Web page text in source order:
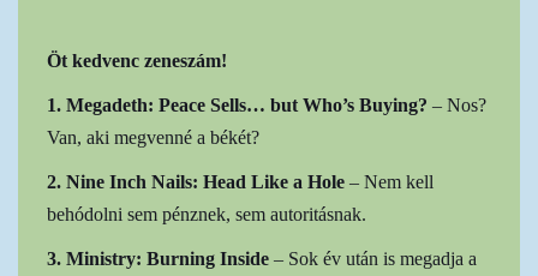
Öt kedvenc zeneszám!
1. Megadeth: Peace Sells… but Who’s Buying? – Nos?
Van, aki megvenné a békét?
2. Nine Inch Nails: Head Like a Hole – Nem kell
behódolni sem pénznek, sem autoritásnak.
3. Ministry: Burning Inside – Sok év után is megadja a